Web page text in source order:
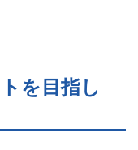
を目指し